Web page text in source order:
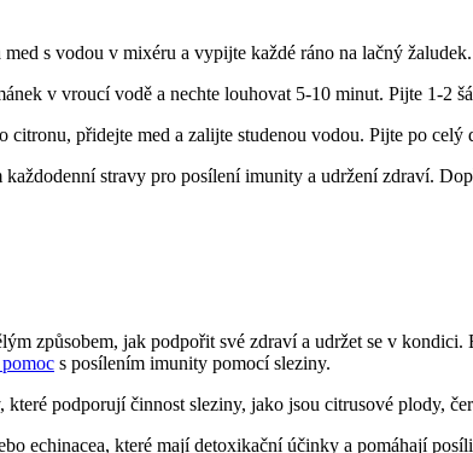
med s vodou v mixéru a vypijte každé ráno na lačný žaludek.
v vroucí vodě a nechte louhovat 5-10 minut. Pijte 1-2
citronu, přidejte med a zalijte studenou vodou. Pijte po celý
stravy pro posílení imunity a udržení zdraví.
způsobem, ⁣jak podpořit své zdraví a⁢ udržet se v
s posílením ‍imunity pomocí sleziny.
které podporují‍ činnost⁣ sleziny, jako jsou citrusové plody,
echinacea, které ​mají detoxikační účinky a pomáhají‌